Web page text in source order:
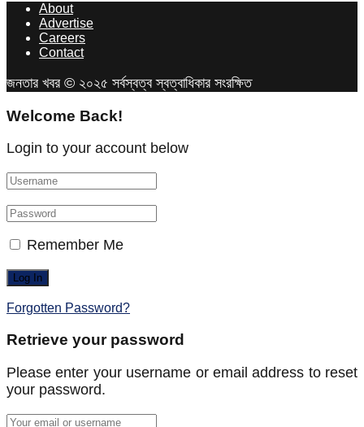
About
Advertise
Careers
Contact
জনতার খবর © ২০২৫ সর্বস্বত্ব স্বত্বাধিকার সংরক্ষিত
Welcome Back!
Login to your account below
Remember Me
Forgotten Password?
Retrieve your password
Please enter your username or email address to reset
your password.